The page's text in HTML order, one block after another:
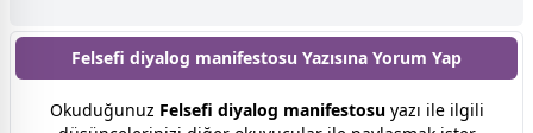
Felsefi diyalog manifestosu Yazısına Yorum Yap
Okuduğunuz Felsefi diyalog manifestosuyazı ile ilgili